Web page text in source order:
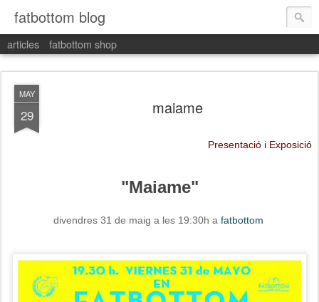
fatbottom blog
articles fatbottom shop
MAY
29 maiame
Presentació i Exposició
"Maiame"
divendres 31 de maig a les 19:30h a fatbottom